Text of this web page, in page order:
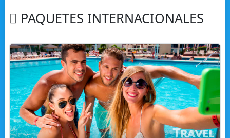
PAQUETES INTERNACIONALES